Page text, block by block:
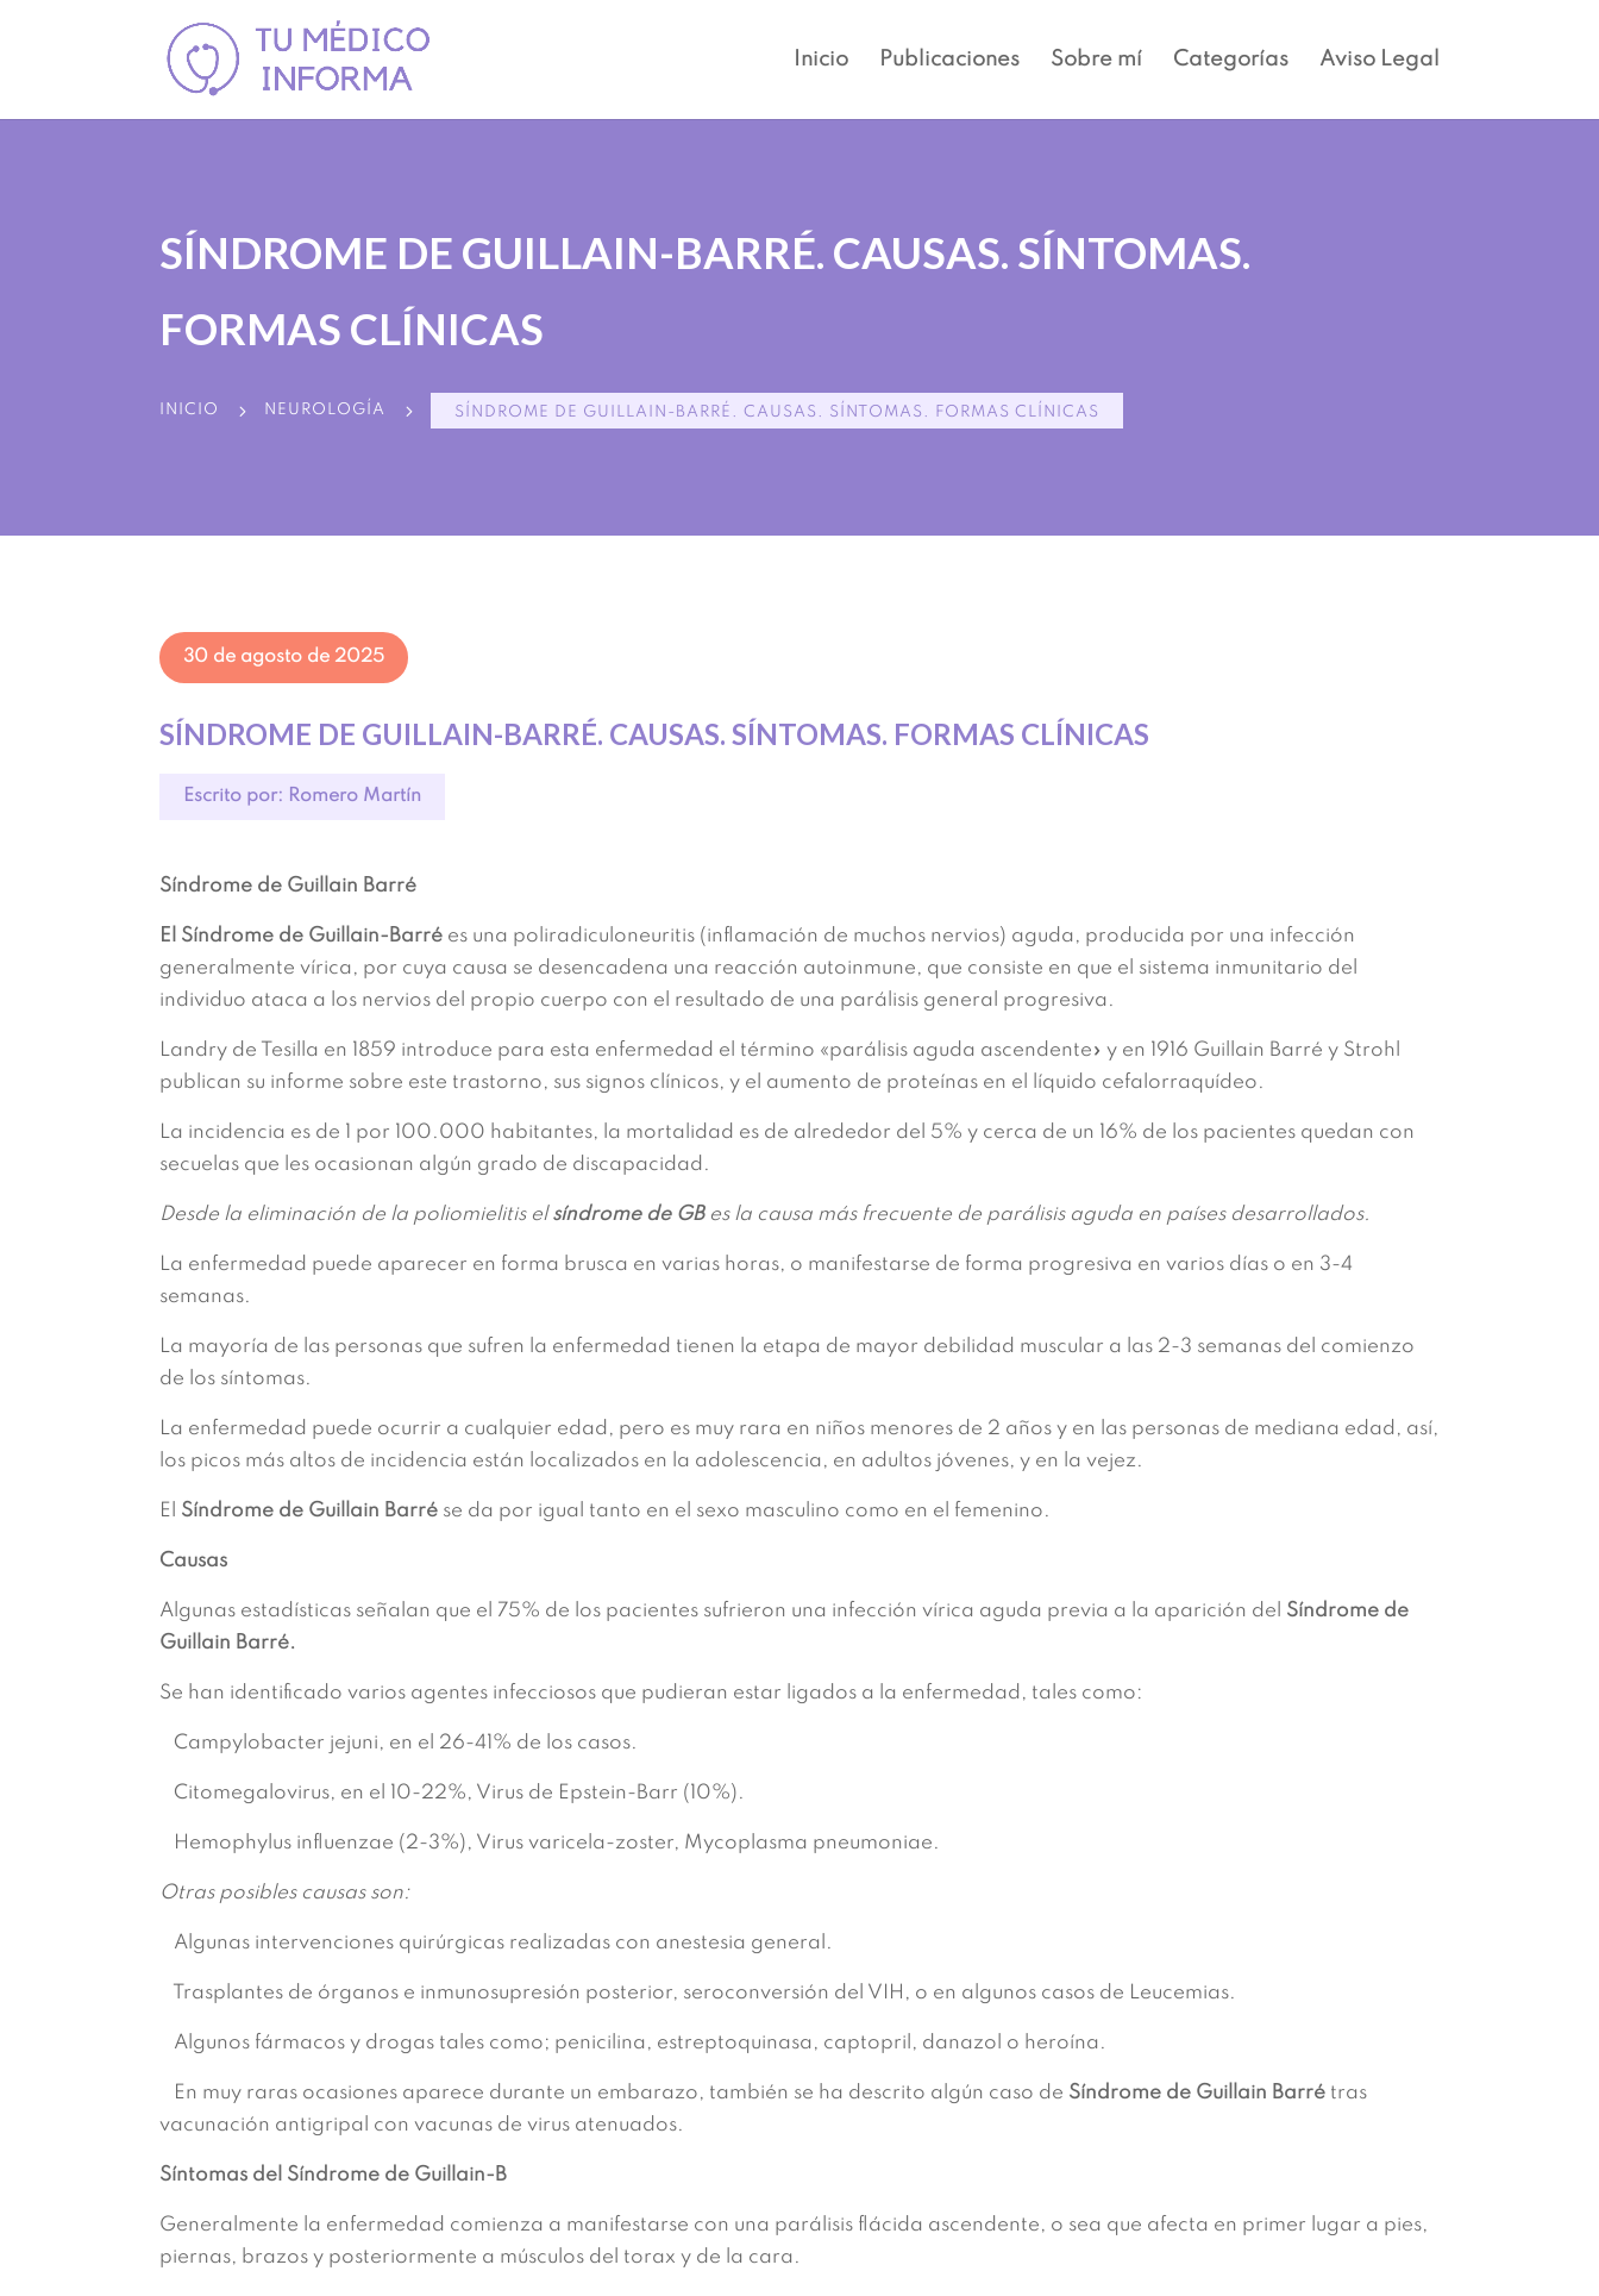
Inicio Publicaciones Sobre mí Categorías Aviso Legal
SÍNDROME DE GUILLAIN-BARRÉ. CAUSAS. SÍNTOMAS.
FORMAS CLÍNICAS
INICIO 5 NEUROLOGÍA 5 SÍNDROME DE GUILLAIN-BARRÉ. CAUSAS. SÍNTOMAS. FORMAS CLÍNICAS
30 de agosto de 2025
SÍNDROME DE GUILLAIN-BARRÉ. CAUSAS. SÍNTOMAS. FORMAS CLÍNICAS
Escrito por: Romero Martín
Síndrome de Guillain Barré
El Síndrome de Guillain-Barré es una poliradiculoneuritis (inflamación de muchos nervios) aguda, producida por una infección
generalmente vírica, por cuya causa se desencadena una reacción autoinmune, que consiste en que el sistema inmunitario del
individuo ataca a los nervios del propio cuerpo con el resultado de una parálisis general progresiva.
Landry de Tesilla en 1859 introduce para esta enfermedad el término «parálisis aguda ascendente» y en 1916 Guillain Barré y Strohl
publican su informe sobre este trastorno, sus signos clínicos, y el aumento de proteínas en el líquido cefalorraquídeo.
La incidencia es de 1 por 100.000 habitantes, la mortalidad es de alrededor del 5% y cerca de un 16% de los pacientes quedan con
secuelas que les ocasionan algún grado de discapacidad.
Desde la eliminación de la poliomielitis elsíndrome de GBes la causa más frecuente de parálisis aguda en países desarrollados.
La enfermedad puede aparecer en forma brusca en varias horas, o manifestarse de forma progresiva en varios días o en 3-4
semanas.
La mayoría de las personas que sufren la enfermedad tienen la etapa de mayor debilidad muscular a las 2-3 semanas del comienzo
de los síntomas.
La enfermedad puede ocurrir a cualquier edad, pero es muy rara en niños menores de 2 años y en las personas de mediana edad, así,
los picos más altos de incidencia están localizados en la adolescencia, en adultos jóvenes, y en la vejez.
El Síndrome de Guillain Barré se da por igual tanto en el sexo masculino como en el femenino.
Causas
Algunas estadísticas señalan que el 75% de los pacientes sufrieron una infección vírica aguda previa a la aparición del Síndrome de
Guillain Barré.
Se han identificado varios agentes infecciosos que pudieran estar ligados a la enfermedad, tales como:
Campylobacter jejuni, en el 26-41% de los casos.
Citomegalovirus, en el 10-22%, Virus de Epstein-Barr (10%).
Hemophylus influenzae (2-3%), Virus varicela-zoster, Mycoplasma pneumoniae.
Otras posibles causas son:
Algunas intervenciones quirúrgicas realizadas con anestesia general.
Trasplantes de órganos e inmunosupresión posterior, seroconversión del VIH, o en algunos casos de Leucemias.
Algunos fármacos y drogas tales como; penicilina, estreptoquinasa, captopril, danazol o heroína.
En muy raras ocasiones aparece durante un embarazo, también se ha descrito algún caso de Síndrome de Guillain Barré tras
vacunación antigripal con vacunas de virus atenuados.
Síntomas del Síndrome de Guillain-B
Generalmente la enfermedad comienza a manifestarse con una parálisis flácida ascendente, o sea que afecta en primer lugar a pies,
piernas, brazos y posteriormente a músculos del torax y de la cara.